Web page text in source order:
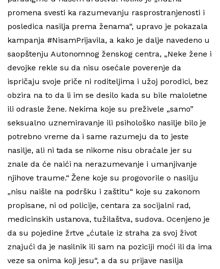
promena svesti ka razumevanju rasprostranjenosti i
posledica nasilja prema ženama“, upravo je pokazala
kampanja #NisamPrijavila, a kako je dalje navedeno u
saopštenju Autonomnog ženskog centra, „Neke žene i
devojke rekle su da nisu osećale poverenje da
ispričaju svoje priče ni roditeljima i užoj porodici, bez
obzira na to da li im se desilo kada su bile maloletne
ili odrasle žene. Nekima koje su preživele „samo”
seksualno uznemiravanje ili psihološko nasilje bilo je
potrebno vreme da i same razumeju da to jeste
nasilje, ali ni tada se nikome nisu obraćale jer su
znale da će naići na nerazumevanje i umanjivanje
njihove traume.“ Žene koje su progovorile o nasilju
„nisu naišle na podršku i zaštitu“ koje su zakonom
propisane, ni od policije, centara za socijalni rad,
medicinskih ustanova, tužilaštva, sudova. Ocenjeno je
da su pojedine žrtve „ćutale iz straha za svoj život
znajući da je nasilnik ili sam na poziciji moći ili da ima
veze sa onima koji jesu“, a da su prijave nasilja